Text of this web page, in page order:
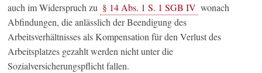
auch im Widerspruch zu § 14 Abs. 1 S. 1 SGB IV wonach
Abfindungen, die anlässlich der Beendigung des
Arbeitsverhältnisses als Kompensation für den Verlust des
Arbeitsplatzes gezahlt werden nicht unter die
Sozialversicherungspflicht fallen.